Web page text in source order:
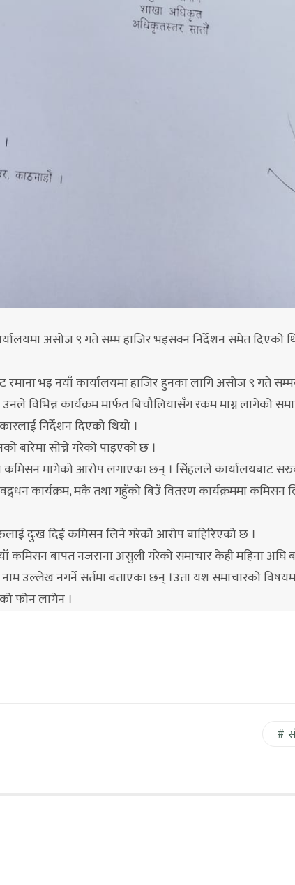
असोज ९ गते सम्म हाजिर भइसक्न निर्देशन समेत दिएको
भइ नयाँ कार्यालयमा हाजिर हुनका लागि असोज ९ गते
विभिन्न कार्यक्रम मार्फत बिचौलियासँग रकम माग्न लागेको
निर्देशन दिएको थियो ।
बारेमा सोच्ने गरेको पाइएको छ ।
कमिसन मागेको आरोप लगाएका छन् । सिंहलले कार्यालयबाट
कार्यक्रम, मकै तथा गहुँको बिउँ वितरण कार्यक्रममा कमिसन
दुःख दिई कमिसन लिने गरेकोे आरोप बाहिरिएको छ ।
कमिसन बापत नजराना असुली गरेको समाचार केही महिना अघि
उल्लेख नगर्ने सर्तमा बताएका छन् ।उता यश समाचारको
फोन लागेन ।